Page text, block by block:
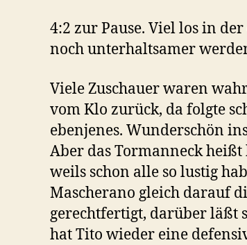
4:2 zur Pause. Viel los in
noch unterhaltsamer
Viele Zuschauer waren
vom Klo zurück, da folgte
ebenjenes. Wunderschön
Aber das Tormanneck
weils schon alle so lustig
Mascherano gleich darauf
gerechtfertigt, darüber läßt
hat Tito wieder eine